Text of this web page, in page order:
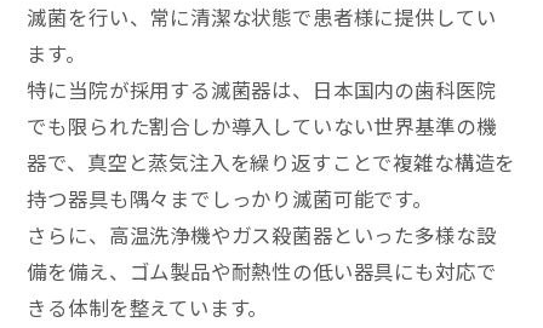
滅菌を行い、常に清潔な状態で患者様に提供してい
ます。
特に当院が採用する滅菌器は、日本国内の歯科医院
でも限られた割合しか導入していない世界基準の機
器で、真空と蒸気注入を繰り返すことで複雑な構造を
持つ器具も隅々までしっかり滅菌可能です。
さらに、高温洗浄機やガス殺菌器といった多様な設
備を備え、ゴム製品や耐熱性の低い器具にも対応で
きる体制を整えています。